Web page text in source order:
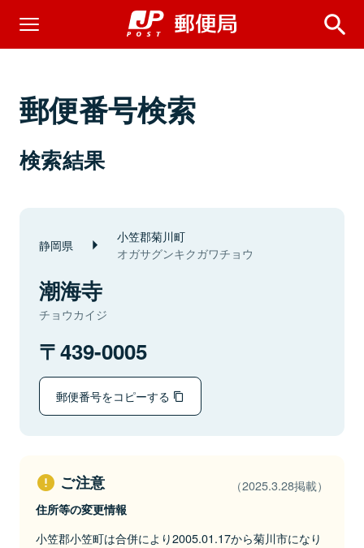
郵便番号検索
検索結果
静岡県 小笠郡菊川町
オガサグンキクガワチョウ
潮海寺
チョウカイジ
439-0005
郵便番号をコピーする
ご注意 （2025.3.28掲載）
住所等の変更情報
小笠郡小笠町は合併により2005.01.17から菊川市になり